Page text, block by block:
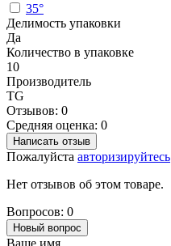
35°
Делимость упаковки
Да
Количество в упаковке
10
Производитель
TG
Отзывов: 0
Средняя оценка: 0
Написать отзыв
Пожалуйста авторизируйтесь
Нет отзывов об этом товаре.
Вопросов: 0
Новый вопрос
Ваше имя